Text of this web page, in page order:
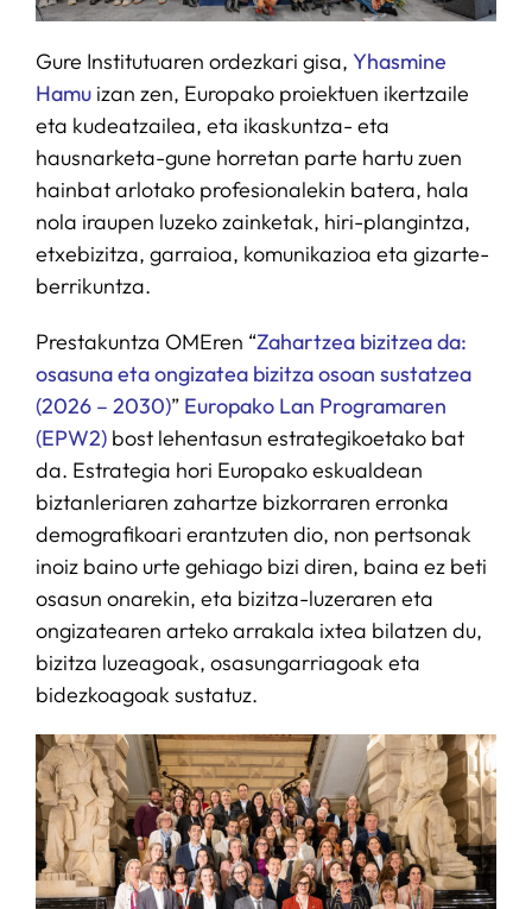
Gure Institutuaren ordezkari gisa, Yhasmine
Hamuizan zen, Europako proiektuen ikertzaile
eta kudeatzailea, eta ikaskuntza- eta
hausnarketa-gune horretan parte hartu zuen
hainbat arlotako profesionalekin batera, hala
nola iraupen luzeko zainketak, hiri-plangintza,
etxebizitza, garraioa, komunikazioa eta gizarte-
berrikuntza.
Prestakuntza OMEren “Zahartzea bizitzea da:
osasuna eta ongizatea bizitza osoan sustatzea
(2026 – 2030)” Europako Lan Programaren
(EPW2)bost lehentasun estrategikoetako bat
da. Estrategia hori Europako eskualdean
biztanleriaren zahartze bizkorraren erronka
demografikoari erantzuten dio, non pertsonak
inoiz baino urte gehiago bizi diren, baina ez beti
osasun onarekin, eta bizitza-luzeraren eta
ongizatearen arteko arrakala ixtea bilatzen du,
bizitza luzeagoak, osasungarriagoak eta
bidezkoagoak sustatuz.